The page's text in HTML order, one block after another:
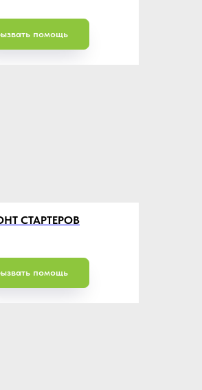
помощь
СТАРТЕРОВ
помощь